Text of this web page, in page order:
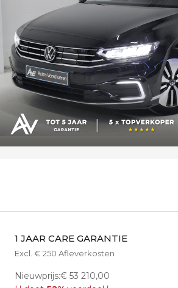
1 JAAR CARE GARANTIE
Excl. € 250 Afleverkosten
Nieuwprijs:€ 53 210,00